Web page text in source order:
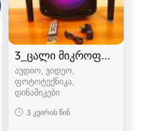
3_ცალი
აუდიო, ვიდეო,
ფოტოტექნიკა,
დინამიკები
3 კვირის წინ